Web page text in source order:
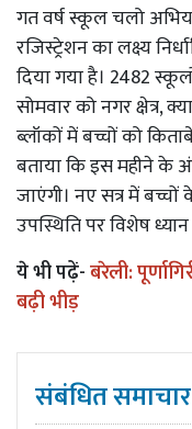
गत वर्ष स्कूल चलो
रजिस्ट्रेशन का लक्ष्य
दिया गया है। 2482
सोमवार को नगर क्षेत्र,
ब्लॉकों में बच्चों को
बताया कि इस महीने के
जाएंगी। नए सत्र में
उपस्थिति पर विशेष
ये भी पढ़ें-बरेली:
बढ़ी भीड़
संबंधित समाचार